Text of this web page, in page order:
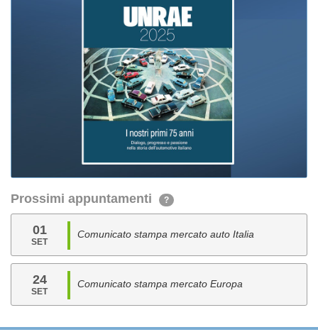
Prossimi appuntamenti ?
01
SET
Comunicato stampa mercato auto Italia
24
SET
Comunicato stampa mercato Europa